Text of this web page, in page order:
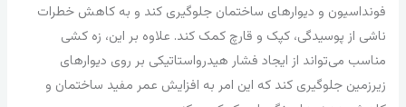
فونداسیون و دیوارهای ساختمان جلوگیری کند و به کاهش خطرات
ناشی از پوسیدگی، کپک و قارچ کمک کند. علاوه بر این، زه کشی
مناسب می‌تواند از ایجاد فشار هیدرواستاتیکی بر روی دیوارهای
زیرزمین جلوگیری کند که این امر به افزایش عمر مفید ساختمان و